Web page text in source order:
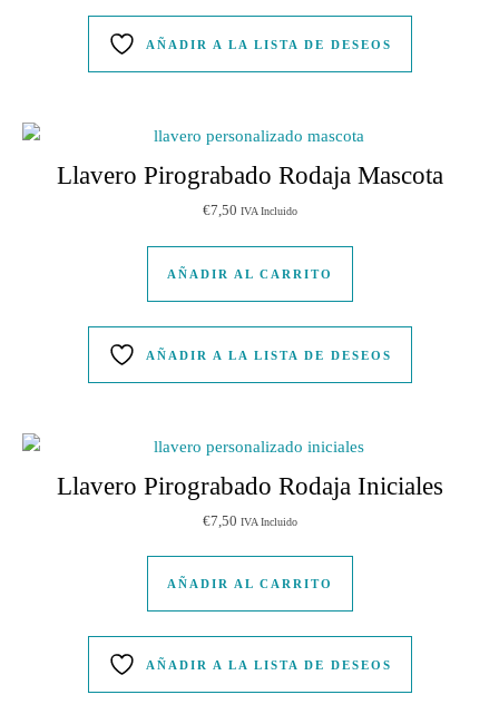
AÑADIR A LA LISTA DE DESEOS
Llavero Pirograbado Rodaja Mascota
€7,50 IVA Incluido
AÑADIR AL CARRITO
AÑADIR A LA LISTA DE DESEOS
Llavero Pirograbado Rodaja Iniciales
€7,50 IVA Incluido
AÑADIR AL CARRITO
AÑADIR A LA LISTA DE DESEOS